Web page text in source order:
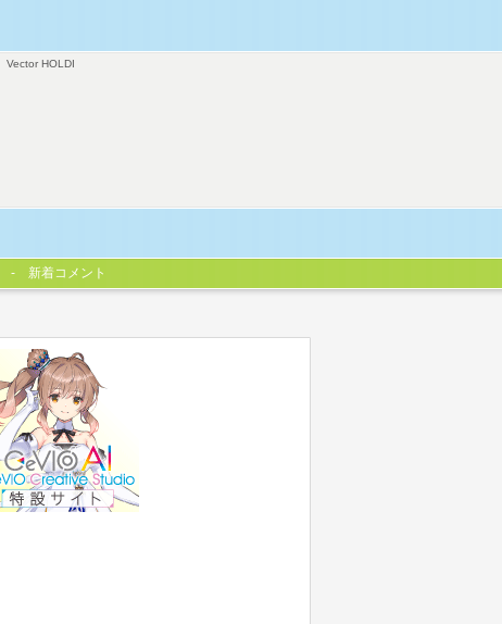
Vector HOLDI
新着コメント